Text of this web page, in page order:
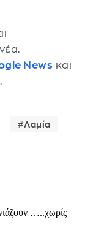
News και
Λαμία